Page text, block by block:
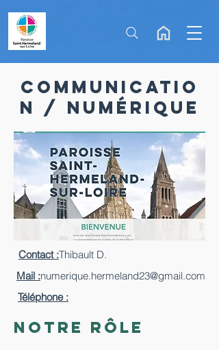
Communicatio
n / numérique
Contact :Thibault D.
Mail :numerique.hermeland23@gmail.com
Téléphone :
Notre rôle